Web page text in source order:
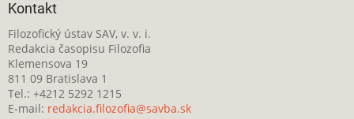
Kontakt
Filozofický ústav SAV, v. v. i.
Redakcia časopisu Filozofia
Klemensova 19
811 09 Bratislava 1
Tel.: +4212 5292 1215
E-mail: redakcia.filozofia@savba.sk